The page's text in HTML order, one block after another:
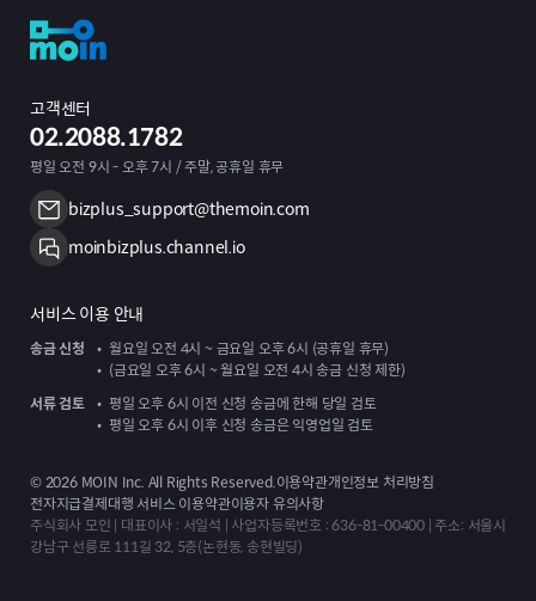
고객센터
02.2088.1782
평일 오전 9시 - 오후 7시 / 주말, 공휴일 휴무
bizplus_support@themoin.com
moinbizplus.channel.io
서비스 이용 안내
송금 신청
월요일 오전 4시 ~ 금요일 오후 6시 (공휴일 휴무)
(금요일 오후 6시 ~ 월요일 오전 4시 송금 신청 제한)
서류 검토
평일 오후 6시 이전 신청 송금에 한해 당일 검토
평일 오후 6시 이후 신청 송금은 익영업일 검토
© 2026MOIN Inc. All Rights Reserved.이용약관개인정보 처리방침
전자지급결제대행 서비스 이용약관이용자 유의사항
주식회사 모인 | 대표이사 : 서일석 | 사업자등록번호 : 636-81-00400 | 주소: 서울시
강남구 선릉로 111길 32, 5층(논현동, 송현빌딩)